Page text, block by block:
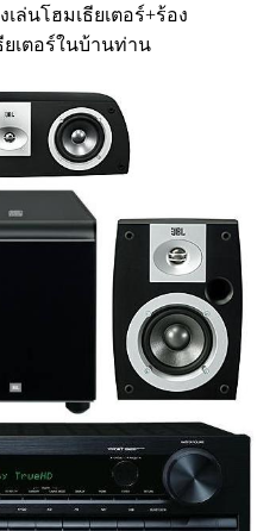
เล่นโฮมเธียเตอร์+ร้อง
ยเตอร์ในบ้านท่าน